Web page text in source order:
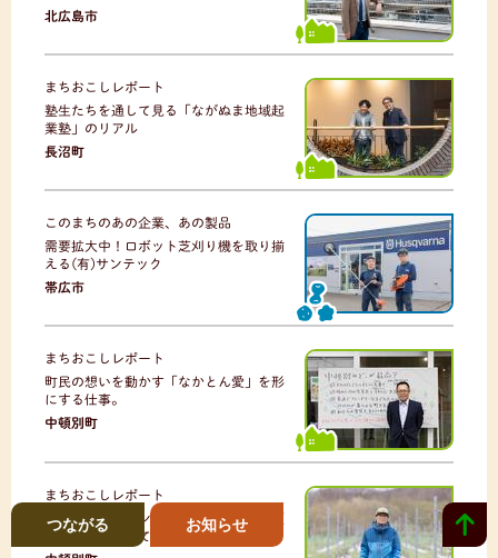
北広島市
まちおこしレポート
塾生たちを通して見る「ながぬま地域起
業塾」のリアル
長沼町
このまちのあの企業、あの製品
需要拡大中！ロボット芝刈り機を取り揃
える(有)サンテック
帯広市
まちおこしレポート
町民の想いを動かす「なかとん愛」を形
にする仕事。
中頓別町
まちおこしレポート
日本最北のワインで文化まで醸す？中頓
別でブドウを育てる協力隊
つながる お知らせ